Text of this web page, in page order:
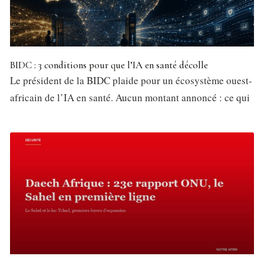
BIDC : 3 conditions pour que l’IA en santé décolle
Le président de la BIDC plaide pour un écosystème ouest-
africain de l’IA en santé. Aucun montant annoncé : ce qui